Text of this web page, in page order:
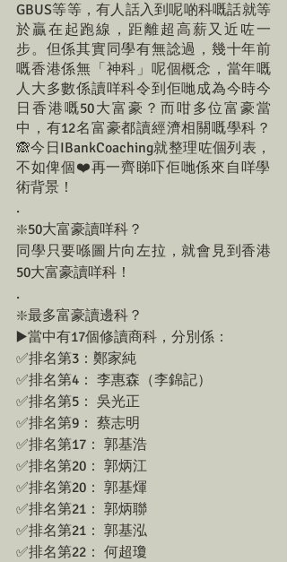
GBUS等等，有人話入到呢啲科嘅話就等
於贏在起跑線，距離超高薪又近咗一
步。但係其實同學有無諗過，幾十年前
嘅香港係無「神科」呢個概念，當年嘅
人大多數係讀咩科令到佢哋成為今時今
日香港嘅50大富豪？而咁多位富豪當
中，有12名富豪都讀經濟相關嘅學科？
🙈今日IBankCoaching就整理咗個列表，
不如俾個❤️再一齊睇吓佢哋係來自咩學
術背景！
.
❇️50大富豪讀咩科？
同學只要喺圖片向左拉，就會見到香港
50大富豪讀咩科！
.
❇️最多富豪讀邊科？
▶️當中有17個修讀商科，分別係：
✅排名第3：鄭家純
✅排名第4： 李惠森（李錦記）
✅排名第5： 吳光正
✅排名第9： 蔡志明
✅排名第17： 郭基浩
✅排名第20： 郭炳江
✅排名第20： 郭基煇
✅排名第21： 郭炳聯
✅排名第21： 郭基泓
✅排名第22： 何超瓊